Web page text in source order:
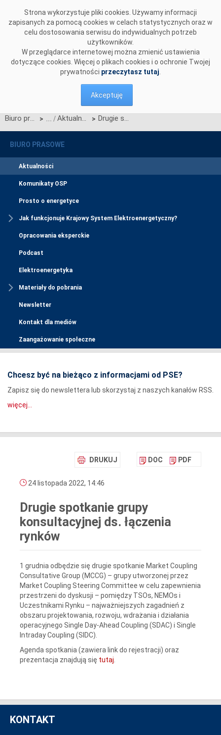
Strona wykorzystuje pliki cookies. Używamy informacji
zapisanych za pomocą cookies w celach statystycznych oraz w
celu dostosowania serwisu do indywidualnych potrzeb
użytkowników.
W przeglądarce internetowej można zmienić ustawienia
dotyczące cookies. Więcej o plikach cookies i o ochronie Twojej
prywatności przeczytasz tutaj
Akceptuję
Biuro prasowe > Aktualności > Drugie spotkanie grupy konsultacyjnej ds. łączenia rynków
BIURO PRASOWE
Aktualności
Komunikaty OSP
Prosto o energetyce
Jak funkcjonuje Krajowy System Elektroenergetyczny?
Opracowania eksperckie
Podcast
Elektroenergetyka
Materiały do pobrania
Newsletter
Kontakt dla mediów
Zaangażowanie społeczne
Chcesz być na bieżąco z informacjami od PSE?
Zapisz się do newslettera lub skorzystaj z naszych kanałów RSS.
więcej...
DRUKUJ DOC PDF
24 listopada 2022, 14:46
Drugie spotkanie grupy
konsultacyjnej ds. łączenia
rynków
1 grudnia odbędzie się drugie spotkanie Market Coupling
Consultative Group (MCCG) – grupy utworzonej przez
Market Coupling Steering Committee w celu zapewnienia
przestrzeni do dyskusji – pomiędzy TSOs, NEMOs i
Uczestnikami Rynku – najważniejszych zagadnień z
obszaru projektowania, rozwoju, wdrażania i działania
operacyjnego Single Day-Ahead Coupling (SDAC) i Single
Intraday Coupling (SIDC).
Agenda spotkania (zawiera link do rejestracji) oraz
prezentacja znajdują się tutaj
KONTAKT